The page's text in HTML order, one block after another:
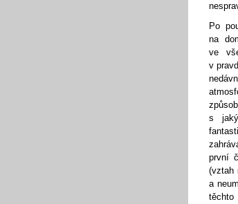
Po
na
ve
v
s
první
(vztah
a